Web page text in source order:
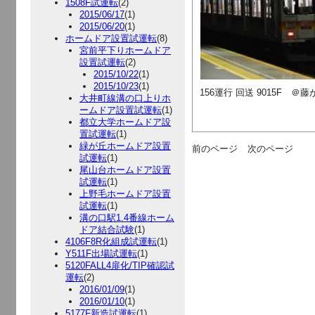
1508F試運転(2)
2015/06/17(1)
2015/06/20(1)
ホームドア設置試運転(8)
宮前平下りホームドア
設置試運転(2)
2015/10/22(1)
2015/10/23(1)
大井町線溝の口上りホ
ームドア設置試運転(1)
都立大学ホームドア設
置試運転(1)
緑が丘ホームドア設置
試運転(1)
尾山台ホームドア設置
試運転(1)
上野毛ホームドア設置
試運転(1)
溝の口駅1.4番線ホーム
ドア結合試験(1)
4106F8R化組成試運転(1)
Y511F出場試運転(1)
5120FALL4扉化/TIP確認試
運転(2)
2016/01/09(1)
2016/01/10(1)
156運行 回送 9015F ＠藤
前のページ 次のページ